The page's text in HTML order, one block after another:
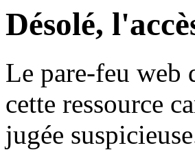
Désolé,
Le pare-feu web
cette ressource
jugée